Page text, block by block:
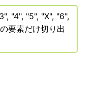
"4", "5", "X", "6",
要素だけ切り出